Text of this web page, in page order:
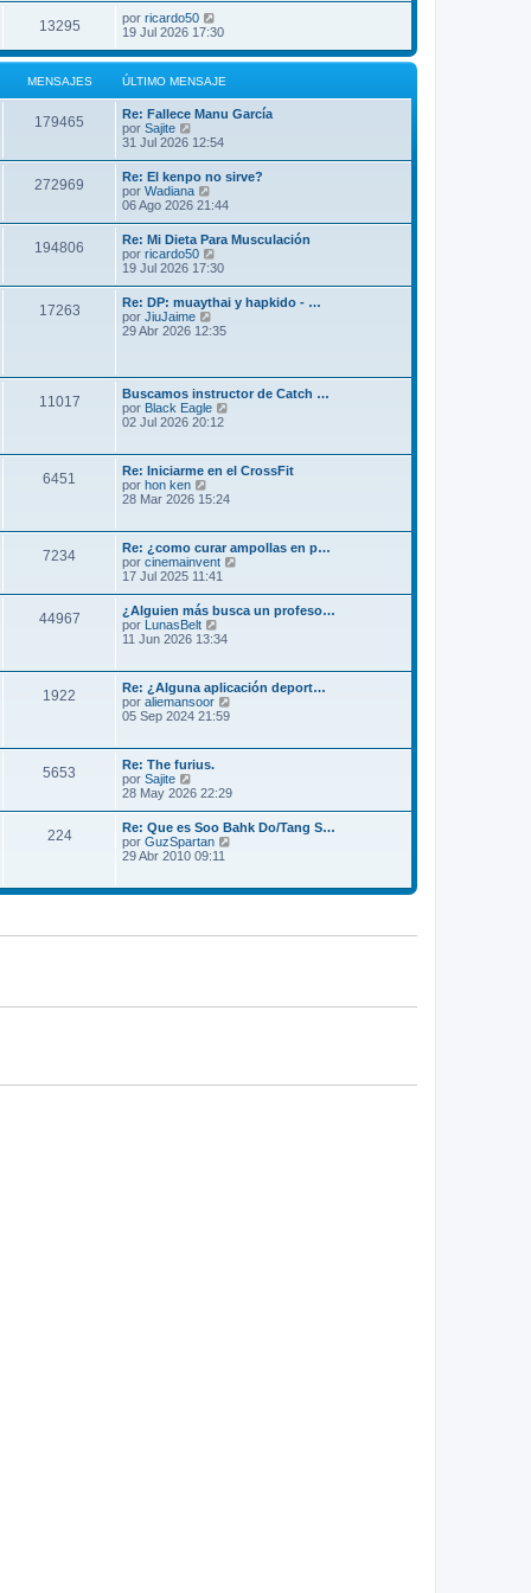
13295 por ricardo50
19 Jul 2026 17:30
MENSAJES ÚLTIMO MENSAJE
179465
Re: Fallece Manu García
por Sajite
e
l
t
i
m
o
m
e
n
s
a
j
e
31 Jul 2026 12:54
272969
Re: El kenpo no sirve?
por Wadiana
e
l
t
i
m
o
e
a
j
e
06 Ago 2026 21:44
194806
Re: Mi Dieta Para Musculación
por ricardo50
e
l
t
i
m
e
n
s
j
e
19 Jul 2026 17:30
17263
Re: DP: muaythai y hapkido - …
por JiuJaime
e
i
m
o
e
n
a
e
29 Abr 2026 12:35
11017
Buscamos instructor de Catch …
por Black Eagle
t
m
m
e
n
a
j
e
02 Jul 2026 20:12
6451
Re: Iniciarme en el CrossFit
por hon ken
e
t
i
m
o
m
e
n
a
j
e
28 Mar 2026 15:24
7234
Re: ¿como curar ampollas en p…
por cinemainvent
l
o
m
a
17 Jul 2025 11:41
44967
¿Alguien más busca un profeso…
por LunasBelt
e
l
t
i
m
m
s
a
e
11 Jun 2026 13:34
1922
Re: ¿Alguna aplicación deport…
por aliemansoor
m
o
m
a
j
05 Sep 2024 21:59
5653
Re: The furius.
por Sajite
e
ú
l
t
i
o
n
28 May 2026 22:29
224
Re: Que es Soo Bahk Do/Tang S…
por GuzSpartan
l
m
s
29 Abr 2010 09:11